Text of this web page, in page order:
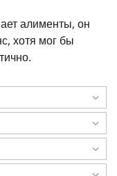
алименты, он
хотя мог бы